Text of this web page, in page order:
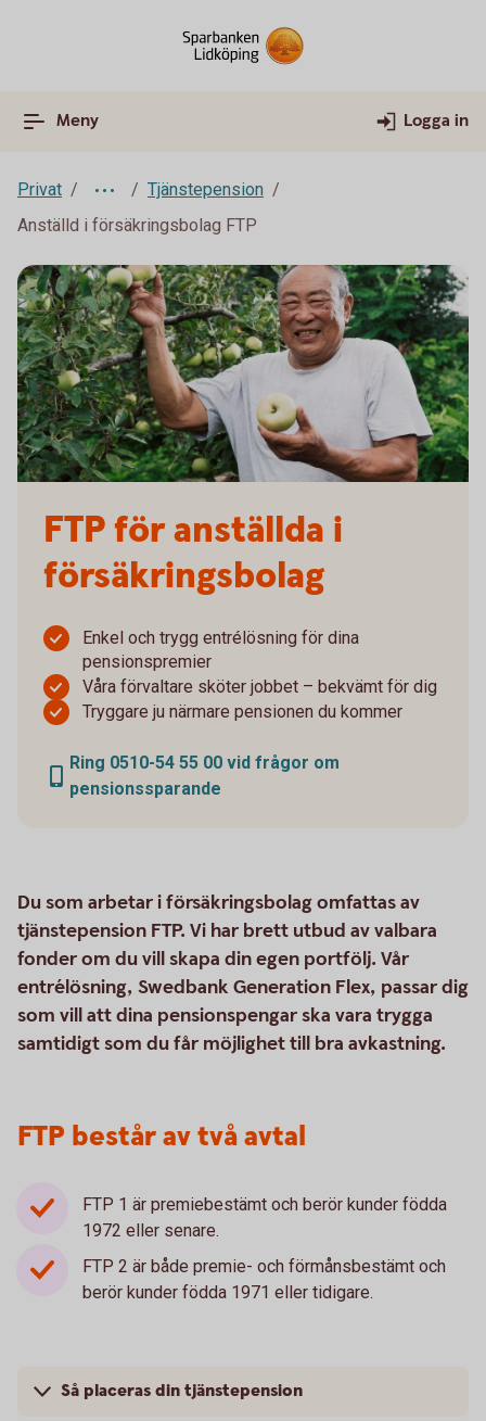
Meny Logga in
Privat
Tjänstepension
Anställd i försäkringsbolag FTP
FTP för anställda i
försäkringsbolag
Enkel och trygg entrélösning för dina
pensionspremier
Våra förvaltare sköter jobbet – bekvämt för dig
Tryggare ju närmare pensionen du kommer
Ring 0510-54 55 00 vid frågor om
pensionssparande
Du som arbetar i försäkringsbolag omfattas av
tjänstepension FTP. Vi har brett utbud av valbara
fonder om du vill skapa din egen portfölj. Vår
entrélösning, Swedbank Generation Flex, passar dig
som vill att dina pensionspengar ska vara trygga
samtidigt som du får möjlighet till bra avkastning.
FTP består av två avtal
FTP 1 är premiebestämt och berör kunder födda
1972 eller senare.
FTP 2 är både premie- och förmånsbestämt och
berör kunder födda 1971 eller tidigare.
Så placeras din tjänstepension